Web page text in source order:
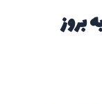
بروز